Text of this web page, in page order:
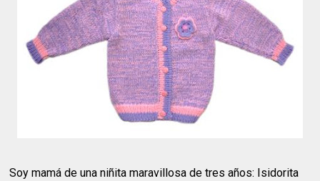
Soy mamá de una niñita maravillosa de tres años: Isidorita